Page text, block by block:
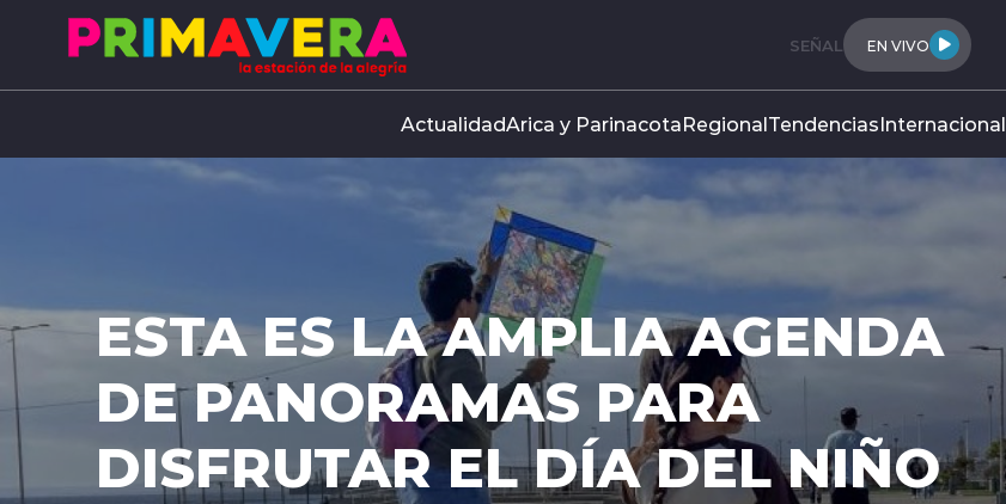
SEÑAL EN VIVO
ActualidadArica y ParinacotaRegionalTendenciasInternacional
ESTA ES LA AMPLIA AGENDA
DE PANORAMAS PARA
DISFRUTAR EL DÍA DEL NIÑO